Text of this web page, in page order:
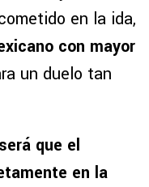
en la ida,
con mayor
un duelo tan
que el
en la